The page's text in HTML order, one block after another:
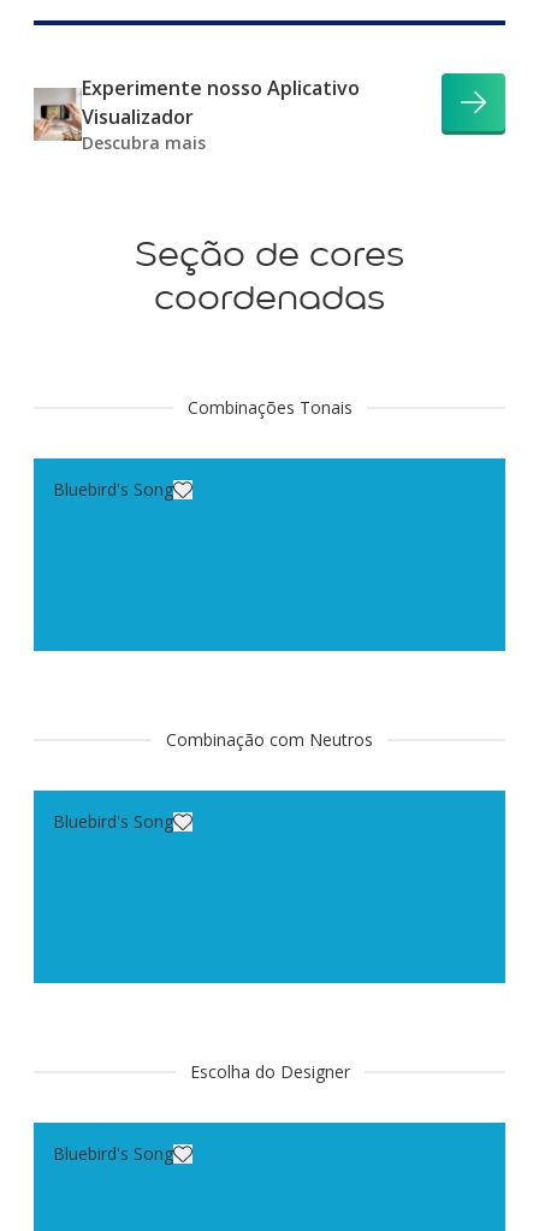
Experimente nosso Aplicativo
Visualizador
Descubra mais
Seção de cores
coordenadas
Combinações Tonais
Bluebird's Song
Combinação com Neutros
Bluebird's Song
Escolha do Designer
Bluebird's Song